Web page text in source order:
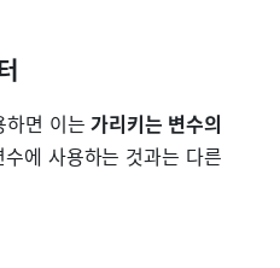
하면 이는가리키는 변수의
에 사용하는 것과는 다른